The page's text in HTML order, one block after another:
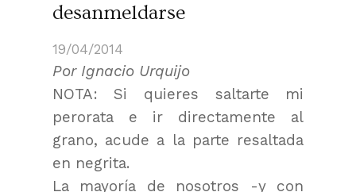
desanmeldarse
19/04/2014
Por Ignacio Urquijo
NOTA: Si quieres saltarte mi
perorata e ir directamente al
grano, acude a la parte resaltada
en negrita.
La mayoría de nosotros -y con